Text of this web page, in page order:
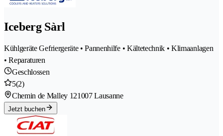
Iceberg Sàrl
Kühlgeräte Gefriergeräte • Pannenhilfe • Kältetechnik • Klimaanlagen
• Reparaturen
Geschlossen
5(2)
Chemin de Malley 121007 Lausanne
Jetzt buchen